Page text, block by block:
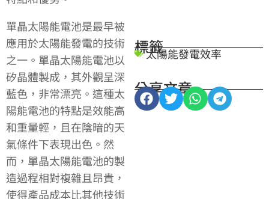
單晶太陽能電池是最早被
應用於太陽能發電的技術
之一。單晶太陽能電池以
矽晶體製成，其外觀呈深
藍色，非常漂亮。這種太
陽能電池的特點是效能高
和重量輕，且在陰暗的天
氣條件下表現出色。然
而，單晶太陽能電池的製
造過程相對複雜且昂貴，
使得產品成本比其他技術
標籤
太陽能發電效率
分享文章